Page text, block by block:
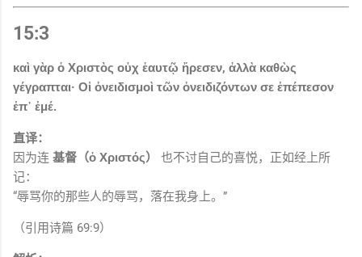
15:3
καὶ γὰρ ὁ Χριστὸς οὐχ ἑαυτῷ ἤρεσεν, ἀλλὰ καθὼς
γέγραπται· Οἱ ὀνειδισμοὶ τῶν ὀνειδιζόντων σε ἐπέπεσον
ἐπ᾽ ἐμέ.
直译：
因为连 基督（ὁ Χριστός）
也不讨自己的喜悦，正如经上所
记：
“辱骂你的那些人的辱骂，落在我身上。”
（引用诗篇 69:9）